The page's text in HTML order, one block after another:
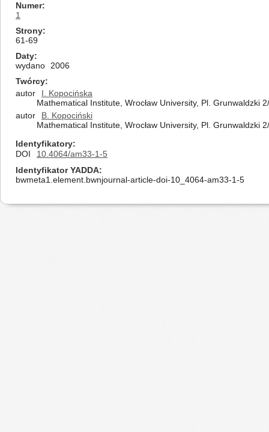
Numer
1
Strony
61-69
Daty
wydano
2006
Twórcy
autor
I. Kopocińska
Mathematical Institute, Wrocław University, Pl. Grunwaldzki
autor
B. Kopociński
Mathematical Institute, Wrocław University, Pl. Grunwaldzki
Identyfikatory
DOI
10.4064/am33-1-5
Identyfikator YADDA
bwmeta1.element.bwnjournal-article-doi-10_4064-am33-1-5